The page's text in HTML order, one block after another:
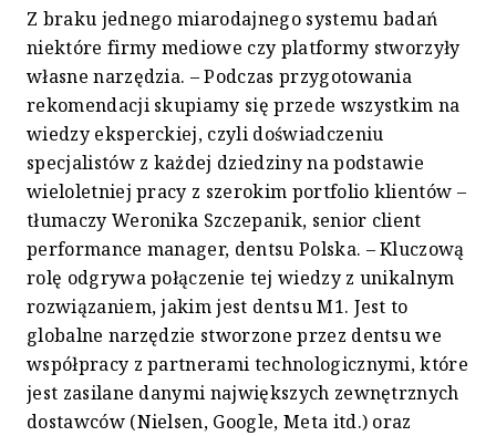
Z braku jednego miarodajnego systemu badań
niektóre firmy mediowe czy platformy stworzyły
własne narzędzia. – Podczas przygotowania
rekomendacji skupiamy się przede wszystkim na
wiedzy eksperckiej, czyli doświadczeniu
specjalistów z każdej dziedziny na podstawie
wieloletniej pracy z szerokim portfolio klientów –
tłumaczy Weronika Szczepanik, senior client
performance manager, dentsu Polska. – Kluczową
rolę odgrywa połączenie tej wiedzy z unikalnym
rozwiązaniem, jakim jest dentsu M1. Jest to
globalne narzędzie stworzone przez dentsu we
współpracy z partnerami technologicznymi, które
jest zasilane danymi największych zewnętrznych
dostawców (Nielsen, Google, Meta itd.) oraz